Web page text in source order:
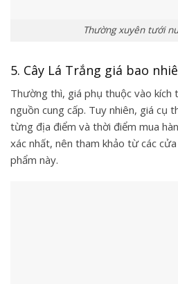
Thường xuyên tưới
5. Cây Lá Trắng giá bao
Thường thì, giá phụ thuộc vào kích
nguồn cung cấp. Tuy nhiên, giá cụ
từng địa điểm và thời điểm mua
xác nhất, nên tham khảo từ các
phẩm này.